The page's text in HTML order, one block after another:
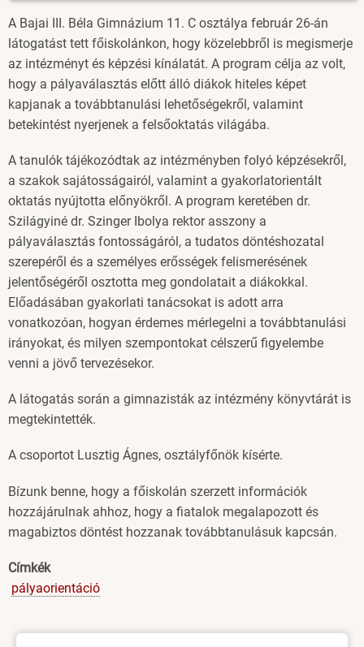
A Bajai III. Béla Gimnázium 11. C osztálya február 26-án
látogatást tett főiskolánkon, hogy közelebbről is megismerje
az intézményt és képzési kínálatát. A program célja az volt,
hogy a pályaválasztás előtt álló diákok hiteles képet
kapjanak a továbbtanulási lehetőségekről, valamint
betekintést nyerjenek a felsőoktatás világába.
A tanulók tájékozódtak az intézményben folyó képzésekről,
a szakok sajátosságairól, valamint a gyakorlatorientált
oktatás nyújtotta előnyökről. A program keretében dr.
Szilágyiné dr. Szinger Ibolya rektor asszony a
pályaválasztás fontosságáról, a tudatos döntéshozatal
szerepéről és a személyes erősségek felismerésének
jelentőségéről osztotta meg gondolatait a diákokkal.
Előadásában gyakorlati tanácsokat is adott arra
vonatkozóan, hogyan érdemes mérlegelni a továbbtanulási
irányokat, és milyen szempontokat célszerű figyelembe
venni a jövő tervezésekor.
A látogatás során a gimnazisták az intézmény könyvtárát is
megtekintették.
A csoportot Lusztig Ágnes, osztályfőnök kísérte.
Bízunk benne, hogy a főiskolán szerzett információk
hozzájárulnak ahhoz, hogy a fiatalok megalapozott és
magabiztos döntést hozzanak továbbtanulásuk kapcsán.
Címkék
pályaorientáció